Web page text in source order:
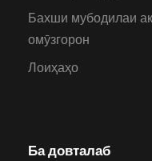
Бахши мубодилаи
омӯзгорон
Лоиҳаҳо
Ба довталаб